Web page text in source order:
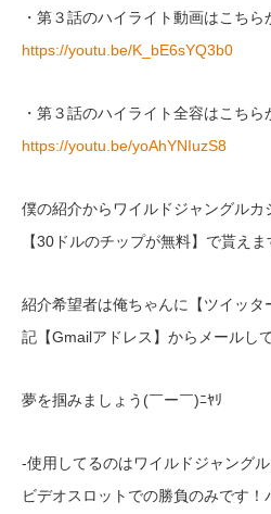
・第３話のハイライト動画はこちら
https://youtu.be/K_bE6sYQ3b0
・第３話のハイライト全容はこちら
https://youtu.be/yoAhYNIuzS8
僕の紹介からワイルドジャングルカ
【30ドルのチップが無料】で貰えま
紹介希望者は俺ちゃんに【ツイッ
記【Gmailアドレス】からメールし
夢を掴みましょう(￣ー￣)ﾆﾔﾘ
-使用してるのはワイルドジャング
ビデオスロットでの勝負のみです！